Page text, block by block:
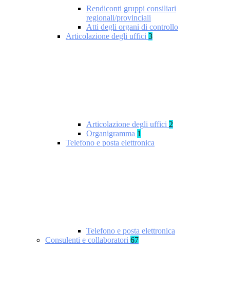
Rendiconti gruppi consiliari
regionali/provinciali
Atti degli organi di controllo
Articolazione degli uffici 3
Articolazione degli uffici 2
Organigramma 1
Telefono e posta elettronica
Telefono e posta elettronica
Consulenti e collaboratori 67